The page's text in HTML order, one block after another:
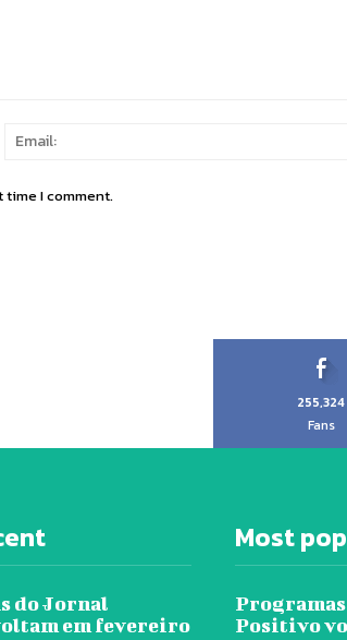
time I comment.
255,324
Fans
do Jornal
em fevereiro
Most
Positivo